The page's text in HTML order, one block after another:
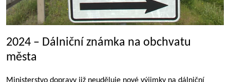
2024 – Dálniční známka na obchvatu
města